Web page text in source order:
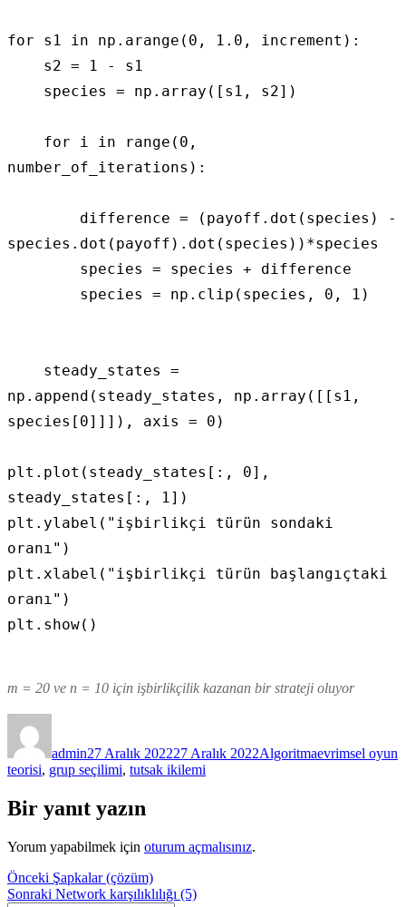
for s1 in np.arange(0, 1.0, increment):
number_of_iterations):
species.dot(payoff).dot(species))*species
np.append(steady_states, np.array([[s1,
species[0]]]), axis = 0)
plt.plot(steady_states[:, 0],
steady_states[:, 1])
plt.ylabel("işbirlikçi türün sondaki
oranı")
plt.xlabel("işbirlikçi türün başlangıçtaki
oranı")
plt.show()
m = 20 ve n = 10 için işbirlikçilik kazanan bir strateji oluyor
admin27 Aralık 202227 Aralık 2022Algoritmaevrimsel oyun
teorisi, grup seçilimi, tutsak ikilemi
Bir yanıt yazın
Yorum yapabilmek için oturum açmalısınız.
Yazı
Önceki Önceki
yazı:
Şapkalar (çözüm)
Sonraki Sonraki
Network karşılıklılığı (5)